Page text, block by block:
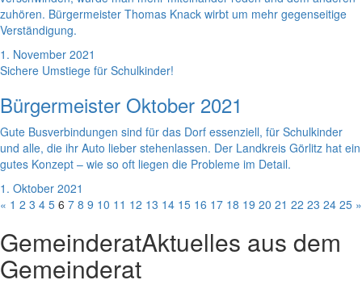
zuhören. Bürgermeister Thomas Knack wirbt um mehr gegenseitige
Verständigung.
1. November 2021
Sichere Umstiege für Schulkinder!
Bürgermeister Oktober 2021
Gute Busverbindungen sind für das Dorf essenziell, für Schulkinder
und alle, die ihr Auto lieber stehenlassen. Der Landkreis Görlitz hat ein
gutes Konzept – wie so oft liegen die Probleme im Detail.
1. Oktober 2021
« 1 2 3 4 5 6 7 8 9 10 11 12 13 14 15 16 17 18 19 20 21 22 23 24 25 »
GemeinderatAktuelles aus dem
Gemeinderat